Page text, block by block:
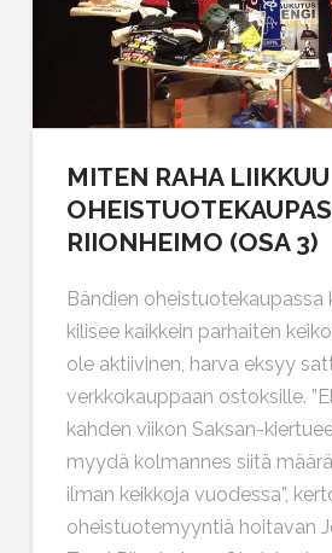
MITEN RAHA LIIKKUU
RIIONHEIMO (OSA 3)
Bändien oheistuotekaupassa
kilisee kaikkein parhaiten
ole aktiivinen, harva eksyy
verkkokauppaan ostoksille.
kahden viikon Saksan-
myydä kolmannes siitä
ilman keikkoja vuodessa”,
oheistuotemyyntiä hoitavan